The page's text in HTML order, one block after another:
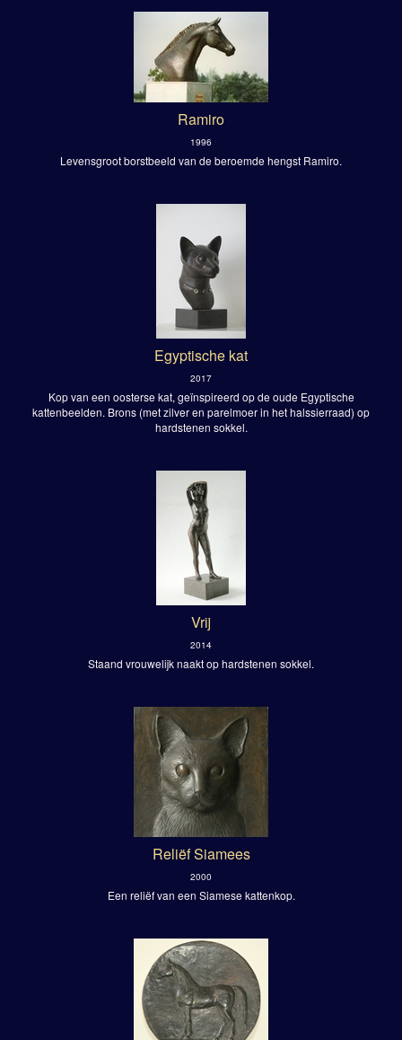
Ramiro
1996
Levensgroot borstbeeld van de beroemde hengst Ramiro.
Egyptische kat
2017
Kop van een oosterse kat, geïnspireerd op de oude Egyptische
kattenbeelden. Brons (met zilver en parelmoer in het halssierraad) op
hardstenen sokkel.
Vrij
2014
Staand vrouwelijk naakt op hardstenen sokkel.
Reliëf Siamees
2000
Een reliëf van een Siamese kattenkop.